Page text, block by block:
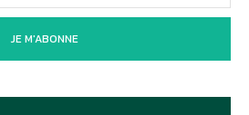
JE M'ABONNE